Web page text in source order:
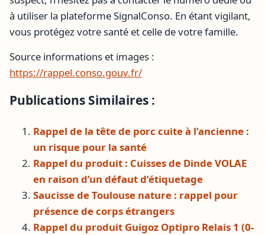
à utiliser la plateforme SignalConso. En étant vigilant,
vous protégez votre santé et celle de votre famille.
Source informations et images :
https://rappel.conso.gouv.fr/
Publications Similaires :
Rappel de la tête de porc cuite à l’ancienne :
un risque pour la santé
Rappel du produit : Cuisses de Dinde VOLAE
en raison d’un défaut d’étiquetage
Saucisse de Toulouse nature : rappel pour
présence de corps étrangers
Rappel du produit Guigoz Optipro Relais 1 (0-